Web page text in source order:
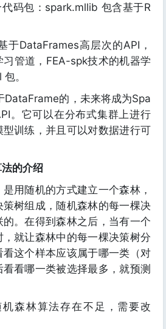
码包：spark.mllib 包含基于R
于DataFrames高层次的API，
管道，FEA-spk技术的机器学
。
DataFrame的，未来将成为Spa
。它可以在分布式集群上进行
训练，并且可以对数据进行可
的介绍
用随机的方式建立一个森林，
树组成，随机森林的每一棵决
。在得到森林之后，当有一个
就让森林中的每一棵决策树分
这个样本应该属于哪一类（对
看哪一类被选择最多，就预测
森林算法存在不足，需要改